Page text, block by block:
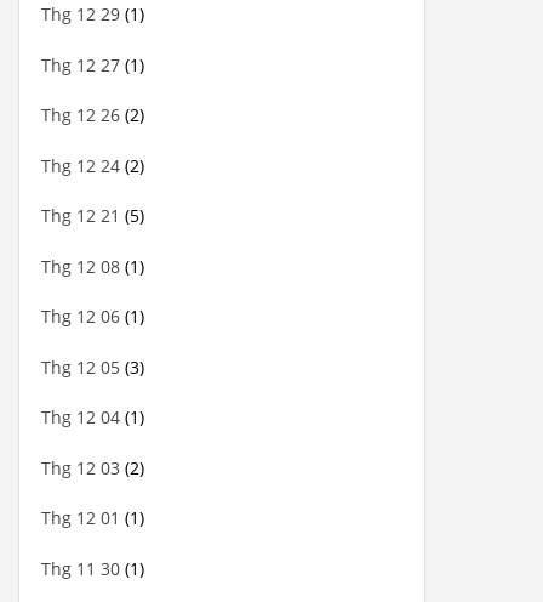
Thg 12 29 (1)
Thg 12 27 (1)
Thg 12 26 (2)
Thg 12 24 (2)
Thg 12 21 (5)
Thg 12 08 (1)
Thg 12 06 (1)
Thg 12 05 (3)
Thg 12 04 (1)
Thg 12 03 (2)
Thg 12 01 (1)
Thg 11 30 (1)